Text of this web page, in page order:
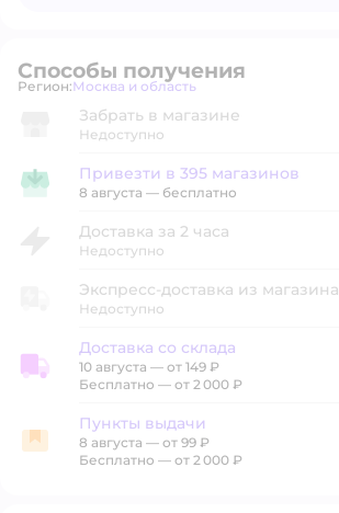
Способы получения
Регион: Выбор адреса доставки.
Москва и область
Забрать в магазине
Недоступно
Привезти в магазин
Привезти в 395 магазинов
8 августа — бесплатно
Доставка за 2 часа
Недоступно
Экспресс-доставка из магазина
Недоступно
Доставка со склада
Доставка со склада
10 августа — от 149 ₽
Бесплатно — от 2 000 ₽
Пункты выдачи
Пункты выдачи
8 августа — от 99 ₽
Бесплатно — от 2 000 ₽